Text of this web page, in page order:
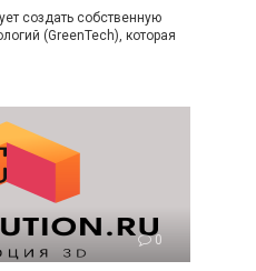
создать собственную
(GreenTech), которая
0